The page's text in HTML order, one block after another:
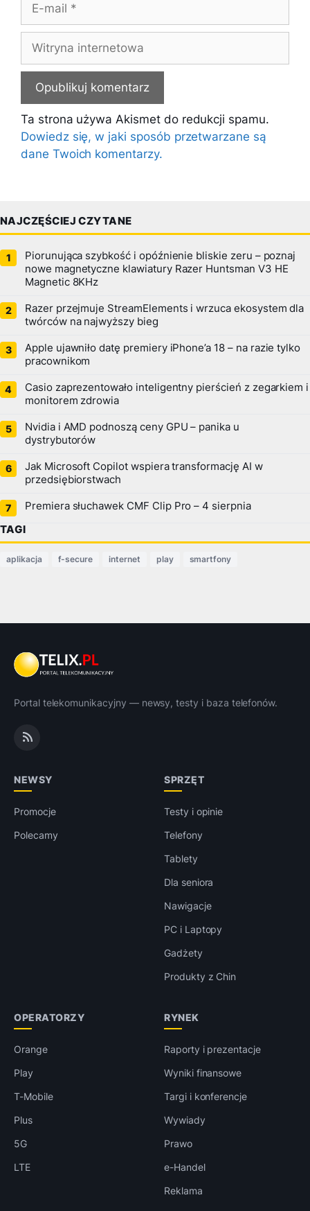
mail
internetowa
Ta strona używa Akismet do redukcji spamu.
Dowiedz się, w jaki sposób przetwarzane są
dane Twoich komentarzy.
NAJCZĘŚCIEJ CZYTANE
Piorunująca szybkość i opóźnienie bliskie zeru – poznaj
nowe magnetyczne klawiatury Razer Huntsman V3 HE
Magnetic 8KHz
Razer przejmuje StreamElements i wrzuca ekosystem dla
twórców na najwyższy bieg
Apple ujawniło datę premiery iPhone’a 18 – na razie tylko
pracownikom
Casio zaprezentowało inteligentny pierścień z zegarkiem i
monitorem zdrowia
Nvidia i AMD podnoszą ceny GPU – panika u
dystrybutorów
Jak Microsoft Copilot wspiera transformację AI w
przedsiębiorstwach
Premiera słuchawek CMF Clip Pro – 4 sierpnia
TAGI
aplikacja f-secure internet play smartfony
Portal telekomunikacyjny — newsy, testy i baza telefonów.
NEWSY
Promocje
Polecamy
SPRZĘT
Testy i opinie
Telefony
Tablety
Dla seniora
Nawigacje
PC i Laptopy
Gadżety
Produkty z Chin
OPERATORZY
Orange
Play
T-Mobile
Plus
5G
LTE
RYNEK
Raporty i prezentacje
Wyniki finansowe
Targi i konferencje
Wywiady
Prawo
e-Handel
Reklama